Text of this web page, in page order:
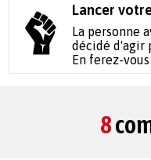
Lancer
La personne
décidé d'agir
En ferez-
8